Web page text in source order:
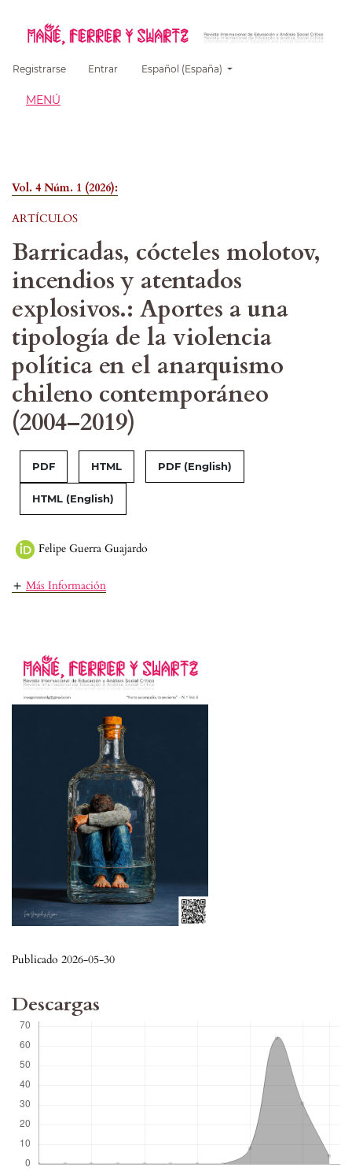
Registrarse Entrar Español (España)
MENÚ
Vol. 4 Núm. 1 (2026):
ARTÍCULOS
Barricadas, cócteles molotov,
incendios y atentados
explosivos.: Aportes a una
tipología de la violencia
política en el anarquismo
chileno contemporáneo
(2004–2019)
PDF HTML PDF (English)
HTML (English)
Felipe Guerra Guajardo
Más Información
Publicado 2026-05-30
Descargas